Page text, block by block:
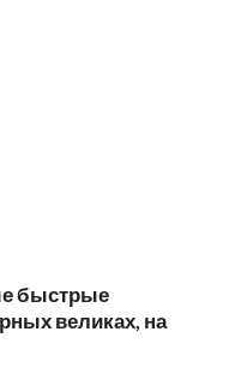
быстрые
великах, на